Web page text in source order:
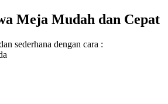
Meja Mudah dan Cepat
sederhana dengan cara :